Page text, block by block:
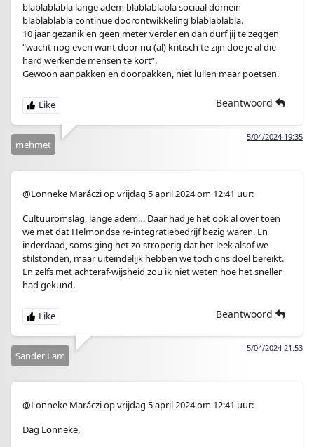
blablablabla lange adem blablablabla sociaal domein
blablablabla continue doorontwikkeling blablablabla.
10 jaar gezanik en geen meter verder en dan durf jij te zeggen
“wacht nog even want door nu (al) kritisch te zijn doe je al die
hard werkende mensen te kort”.
Gewoon aanpakken en doorpakken, niet lullen maar poetsen.
Beantwoord
5/04/2024 19:35
mehmet
@Lonneke Maráczi op vrijdag 5 april 2024 om 12:41 uur:
Cultuuromslag, lange adem… Daar had je het ook al over toen
we met dat Helmondse re-integratiebedrijf bezig waren. En
inderdaad, soms ging het zo stroperig dat het leek alsof we
stilstonden, maar uiteindelijk hebben we toch ons doel bereikt.
En zelfs met achteraf-wijsheid zou ik niet weten hoe het sneller
had gekund.
Beantwoord
5/04/2024 21:53
Sander Lam
@Lonneke Maráczi op vrijdag 5 april 2024 om 12:41 uur:
Dag Lonneke,